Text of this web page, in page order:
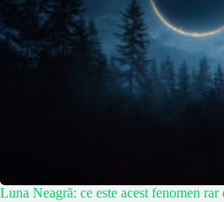
Luna Neagră: ce este acest fenomen rar